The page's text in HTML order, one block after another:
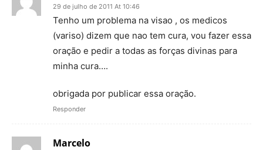
29 de julho de 2011 At 10:46
Tenho um problema na visao , os medicos
(variso) dizem que nao tem cura, vou fazer essa
oração e pedir a todas as forças divinas para
minha cura….
obrigada por publicar essa oração.
Responder
Marcelo